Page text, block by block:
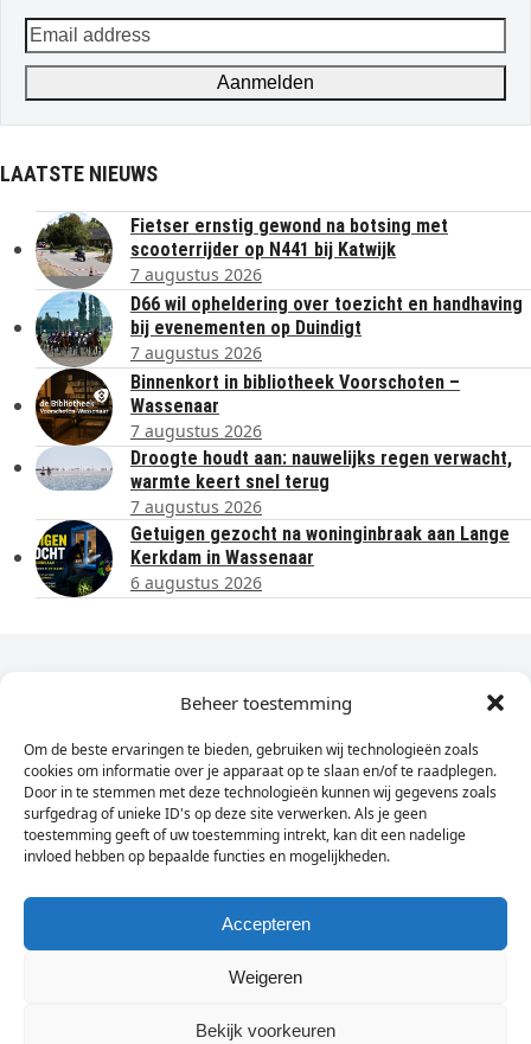
Beheer toestemming
Om de beste ervaringen te bieden, gebruiken wij technologieën zoals
cookies om informatie over je apparaat op te slaan en/of te raadplegen.
Door in te stemmen met deze technologieën kunnen wij gegevens zoals
surfgedrag of unieke ID's op deze site verwerken. Als je geen
toestemming geeft of uw toestemming intrekt, kan dit een nadelige
invloed hebben op bepaalde functies en mogelijkheden.
Accepteren
Weigeren
Bekijk voorkeuren
Email
address
Aanmelden
LAATSTE NIEUWS
Fietser ernstig gewond na botsing met
scooterrijder op N441 bij Katwijk
7 augustus 2026
D66 wil opheldering over toezicht en handhaving
bij evenementen op Duindigt
7 augustus 2026
Binnenkort in bibliotheek Voorschoten –
Wassenaar
7 augustus 2026
Droogte houdt aan: nauwelijks regen verwacht,
warmte keert snel terug
7 augustus 2026
Getuigen gezocht na woninginbraak aan Lange
Kerkdam in Wassenaar
6 augustus 2026
Dagelijks het laatste nieuws in je e-mail?
Vul
hier
je
e-
mailadres
in
Sign Up